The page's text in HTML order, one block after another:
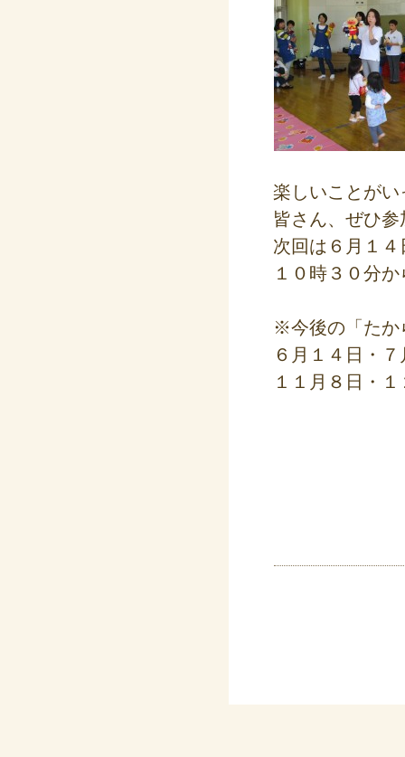
楽しいことがい
皆さん、ぜひ
次回は６月１
１０時３０分
※今後の「たか
６月１４日・
１１月８日・